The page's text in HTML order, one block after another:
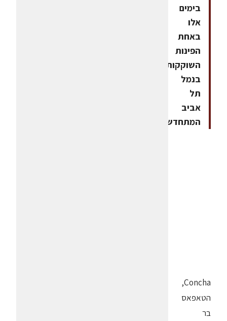
בימים
אלו
באחת
הפינות
השוקקות
בנמל
תל
אביב
המתחדש.
Concha,
הטאפאס
בר